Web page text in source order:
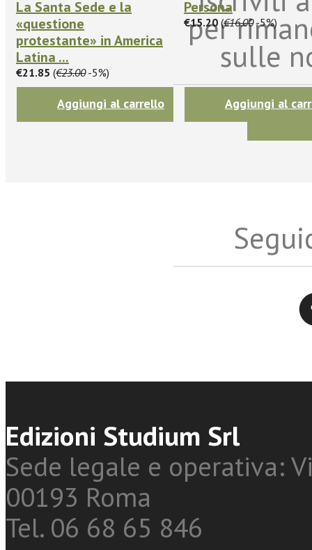
La Santa Sede e la
«questione
protestante» in America
Latina ...
€21.85 (€23.00-5%)
Aggiungi al carrello
Persona
€15.20 (€16.00-5%)
Aggiungi al
per
sulle
Edizioni Studium Srl
Sede legale e operativa:
00193 Roma
Tel. 06 68 65 846